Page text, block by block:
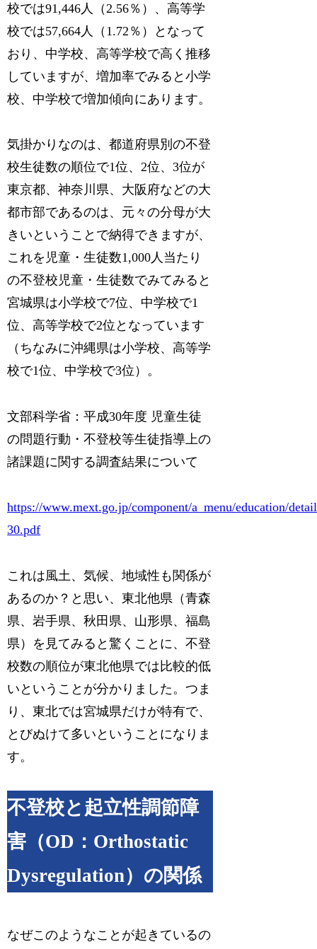
校では91,446人（2.56％）、高等学
校では57,664人（1.72％）となって
おり、中学校、高等学校で高く推移
していますが、増加率でみると小学
校、中学校で増加傾向にあります。
気掛かりなのは、都道府県別の不登
校生徒数の順位で1位、2位、3位が
東京都、神奈川県、大阪府などの大
都市部であるのは、元々の分母が大
きいということで納得できますが、
これを児童・生徒数1,000人当たり
の不登校児童・生徒数でみてみると
宮城県は小学校で7位、中学校で1
位、高等学校で2位となっています
（ちなみに沖縄県は小学校、高等学
校で1位、中学校で3位）。
文部科学省：平成30年度 児童生徒
の問題行動・不登校等生徒指導上の
諸課題に関する調査結果について
https://www.mext.go.jp/component/a_menu/education/
30.pdf
これは風土、気候、地域性も関係が
あるのか？と思い、東北他県（青森
県、岩手県、秋田県、山形県、福島
県）を見てみると驚くことに、不登
校数の順位が東北他県では比較的低
いということが分かりました。つま
り、東北では宮城県だけが特有で、
とびぬけて多いということになりま
す。
不登校と起立性調節障
害（OD：Orthostatic
Dysregulation）の関係
なぜこのようなことが起きているの